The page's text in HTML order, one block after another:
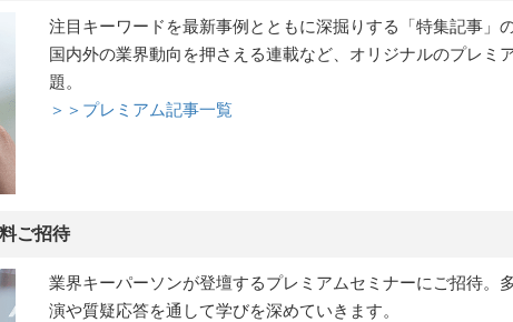
注目キーワードを最新事例とともに深掘りする「特集記事」
国内外の業界動向を押さえる連載など、オリジナルのプレミ
題。
＞＞プレミアム記事一覧
ご招待
業界キーパーソンが登壇するプレミアムセミナーにご招待。
演や質疑応答を通して学びを深めていきます。